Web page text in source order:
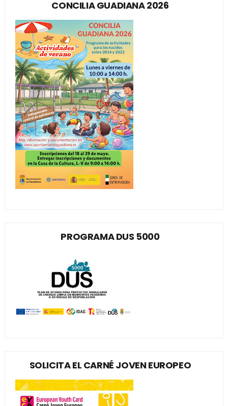
CONCILIA GUADIANA 2026
PROGRAMA DUS 5000
SOLICITA EL CARNÉ JOVEN EUROPEO